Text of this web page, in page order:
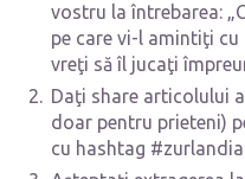
vostru la întrebarea:
pe care vi-l amintiţi cu
vreţi să îl jucaţi
Daţi share articolului
doar pentru prieteni)
cu hashtag